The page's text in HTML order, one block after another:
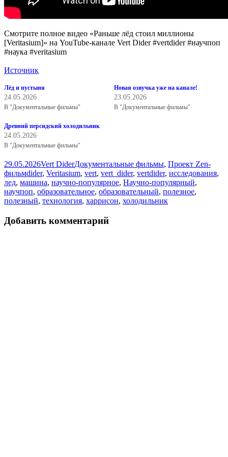
Смотрите полное видео «Раньше лёд стоил миллионы
[Veritasium]» на YouTube-канале Vert Dider #vertdider #научпоп
#наука #veritasium
Источник
Лёд и пустыня
24.05.2026
В "Документальные фильмы"
Новая озвучка уже на канале!
23.05.2026
В "Документальные фильмы"
Древний персидский холодильник
24.05.2026
В "Документальные фильмы"
Опубликовано
29.05.2026Автор
Vert DiderРубрики
Документальные фильмы, Проект Zen-
фильмМетки
dider, Veritasium, vert, vert_dider, vertdider, исследования,
лед, машина, научно-популярное, Научно-популярный,
научпоп, образовательное, образовательный, полезное,
полезный, технология, харрисон, холодильник
Добавить комментарий